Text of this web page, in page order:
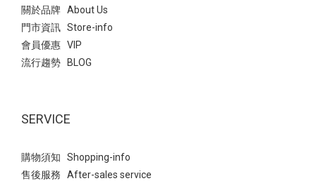
關於品牌 About Us
門市資訊 Store-info
會員優惠 VIP
流行趨勢 BLOG
SERVICE
購物須知 Shopping-info
售後服務 After-sales service